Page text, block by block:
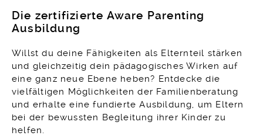
Anke Eyrich
Die zertifizierte Aware Parenting
Ausbildung
Willst du deine Fähigkeiten als Elternteil stärken
und gleichzeitig dein pädagogisches Wirken auf
eine ganz neue Ebene heben? Entdecke die
vielfältigen Möglichkeiten der Familienberatung
und erhalte eine fundierte Ausbildung, um Eltern
bei der bewussten Begleitung ihrer Kinder zu
helfen.